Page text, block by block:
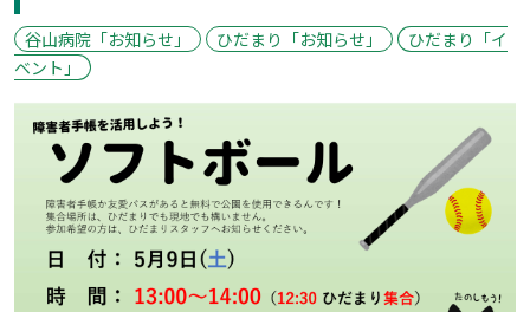
谷山病院「お知らせ」 ひだまり「お知らせ」
ひだまり「イ
ベント」